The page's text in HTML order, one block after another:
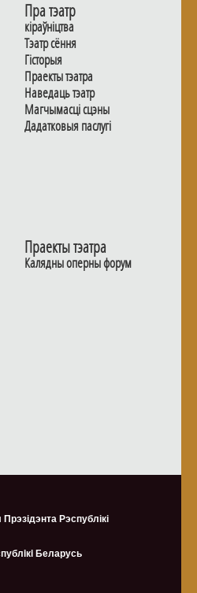
Пра тэатр
кіраўніцтва
Тэатр сёння
Гiсторыя
Праекты тэатра
Наведаць тэатр
Магчымасцi сцэны
Дадаткoвыя паслугi
Праекты тэатра
Калядны оперны форум
Рэспублікі
Беларусь